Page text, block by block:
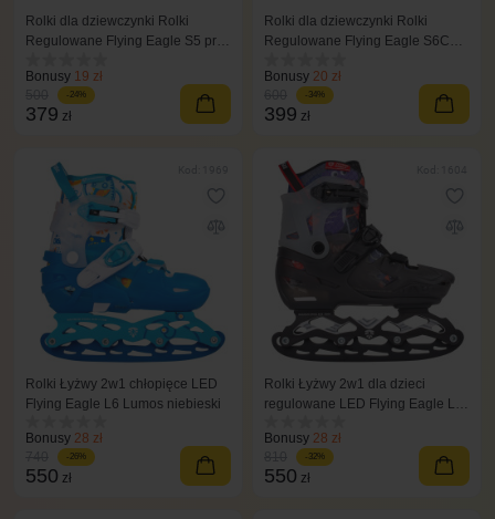
Rolki dla dziewczynki Rolki
Regulowane Flying Eagle S5 pro
Bonusy 19 zł
-24%
379 zł
Rolki dla dziewczynki Rolki
Regulowane Flying Eagle S6C
Bonusy 20 zł
-34%
399 zł
Rolki Łyżwy 2w1 chłopięce LED
Flying Eagle L6 Lumos niebieski
Bonusy 28 zł
-26%
550 zł
Rolki Łyżwy 2w1 dla dzieci
regulowane LED Flying Eagle L8
Bonusy 28 zł
-32%
550 zł